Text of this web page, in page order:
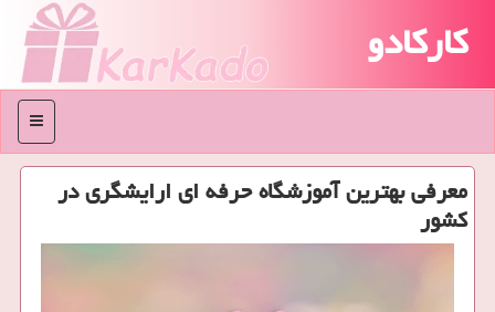
کارکادو
منو
معرفی بهترین آموزشگاه حرفه ای ارایشگری در
كشور